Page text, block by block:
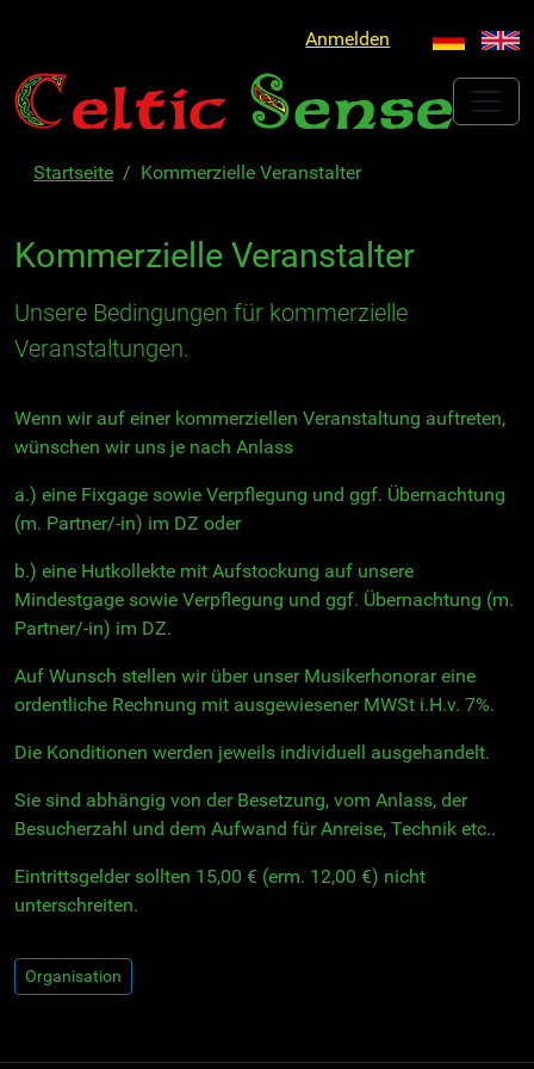
Anmelden
Startseite Kommerzielle Veranstalter
Kommerzielle Veranstalter
Unsere Bedingungen für kommerzielle
Veranstaltungen.
Wenn wir auf einer kommerziellen Veranstaltung auftreten,
wünschen wir uns je nach Anlass
a.) eine Fixgage sowie Verpflegung und ggf. Übernachtung
(m. Partner/-in) im DZ oder
b.) eine Hutkollekte mit Aufstockung auf unsere
Mindestgage sowie Verpflegung und ggf. Übernachtung (m.
Partner/-in) im DZ.
Auf Wunsch stellen wir über unser Musikerhonorar eine
ordentliche Rechnung mit ausgewiesener MWSt i.H.v. 7%.
Die Konditionen werden jeweils individuell ausgehandelt.
Sie sind abhängig von der Besetzung, vom Anlass, der
Besucherzahl und dem Aufwand für Anreise, Technik etc..
Eintrittsgelder sollten 15,00 € (erm. 12,00 €) nicht
unterschreiten.
Organisation